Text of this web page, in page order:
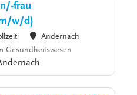
frau
w/d)
Andernach
Gesundheitswesen